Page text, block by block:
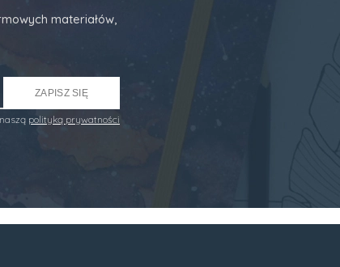
materiałów,
ZAPISZ SIĘ
polityką prywatności